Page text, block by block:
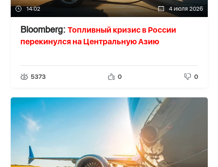
14:02 4 июля 2026
Bloomberg: Топливный кризис в России
перекинулся на Центральную Азию
5373 0 0